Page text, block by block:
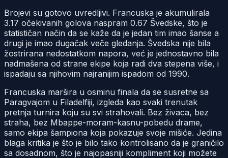
Brojevi su gotovo uvredljivi. Francuska je akumulirala
3.17 očekivanih golova naspram 0.67 Švedske, što je
statističan način da se kaže da je jedan tim imao šanse a
drugi je imao dugačak veče gledanja. Švedska nije bila
žostrirana nedostatkom napora, već je jednostavno bila
nadmašena od strane ekipe koja radi dva stepena više, i
ispadaju sa njihovim najranijim ispadom od 1990.
Francuska maršira u osminu finala da se susretne sa
Paragvajom u Filadelfiji, izgleda kao svaki trenutak
pretnja turnira koju su svi strahovali. Bez živaca, bez
straha, bez Mbappe-moram-kasnu-pobedu drame,
samo ekipa šampiona koja pokazuje svoje mišiće. Jedina
blaga kritika je što je bilo tako kontrolisano da je graničilo
sa dosadnom, što je najopasniji kompliment koji možete